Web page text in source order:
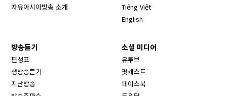
자유아시아방송 소개
Tiếng Việt
English
방송듣기
편성표
생방송듣기
지난방송
소셜 미디어
유투브
팟캐스트
페이스북